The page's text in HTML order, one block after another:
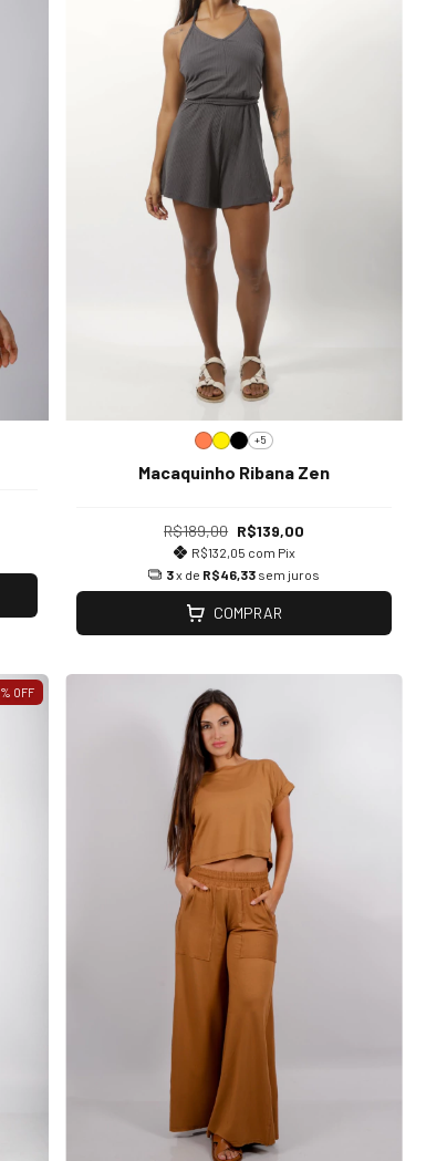
+5
Macaquinho Ribana Zen
R$189,00 R$139,00
R$132,05 com Pix
3x de R$46,33 sem juros
COMPRAR
% OFF